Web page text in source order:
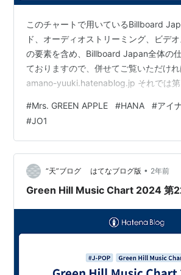
このチャートで用いているBillboard
ド、オーディオストリーミング、ビデ
の要素を含め、Billboard Japan全体の
ておりますので、併せてご覧いただけれ
amano-yuuki.hatenablog.jp それでは
Result 今週は27曲がポイントを獲得。
り今週から「ROSE」にリカレント・ル
ため、その影響によるポイント上昇や
いる。ただその中でも「プロポーズ」
げ、好調を維…
#Mrs. GREEN APPLE #HANA #アイ
#JO1
“天”ブログ はてなブログ版 • 2年前
Green Hill Music Chart 2024 第